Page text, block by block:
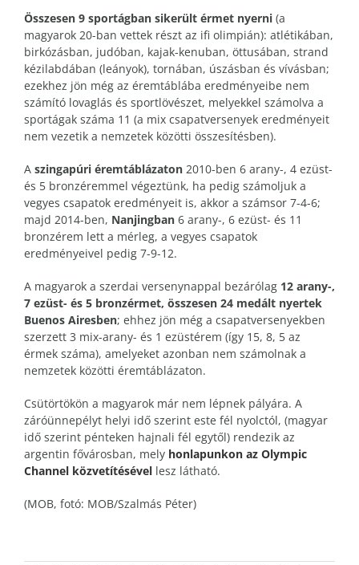
Összesen 9 sportágban sikerült érmet nyerni (a
magyarok 20-ban vettek részt az ifi olimpián): atlétikában,
birkózásban, judóban, kajak-kenuban, öttusában, strand
kézilabdában (leányok), tornában, úszásban és vívásban;
ezekhez jön még az éremtáblába eredményeibe nem
számító lovaglás és sportlövészet, melyekkel számolva a
sportágak száma 11 (a mix csapatversenyek eredményeit
nem vezetik a nemzetek közötti összesítésben).
A szingapúri éremtáblázaton 2010-ben 6 arany-, 4 ezüst-
és 5 bronzéremmel végeztünk, ha pedig számoljuk a
vegyes csapatok eredményeit is, akkor a számsor 7-4-6;
majd 2014-ben, Nanjingban 6 arany-, 6 ezüst- és 11
bronzérem lett a mérleg, a vegyes csapatok
eredményeivel pedig 7-9-12.
A magyarok a szerdai versenynappal bezárólag 12 arany-,
7 ezüst- és 5 bronzérmet, összesen 24 medált nyertek
Buenos Airesben; ehhez jön még a csapatversenyekben
szerzett 3 mix-arany- és 1 ezüstérem (így 15, 8, 5 az
érmek száma), amelyeket azonban nem számolnak a
nemzetek közötti éremtáblázaton.
Csütörtökön a magyarok már nem lépnek pályára. A
záróünnepélyt helyi idő szerint este fél nyolctól, (magyar
idő szerint pénteken hajnali fél egytől) rendezik az
argentin fővárosban, mely honlapunkon az Olympic
Channel közvetítésével lesz látható.
(MOB, fotó: MOB/Szalmás Péter)